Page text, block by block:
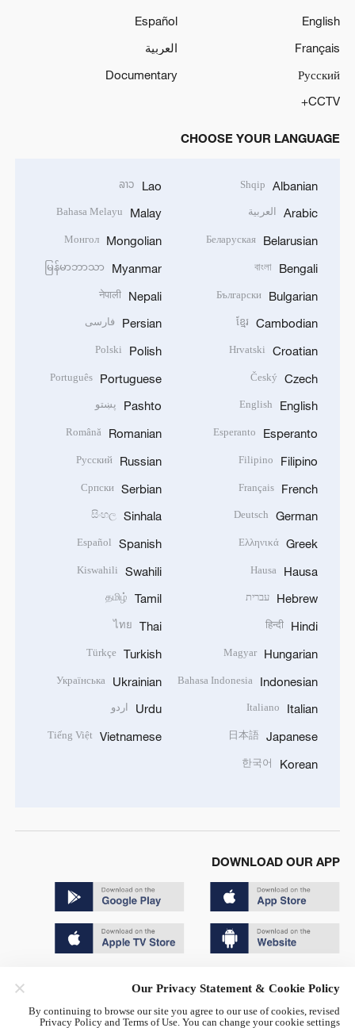
English
Español
Français
العربية
Русский
Documentary
CCTV+
CHOOSE YOUR LANGUAGE
Albanian
Shqip
Arabic العربية
Belarusian
Беларуская
Bengali
বাংলা
Bulgarian
Български
Cambodian
ខ្មែរ
Croatian
Hrvatski
Czech
Český
English
English
Esperanto
Esperanto
Filipino
Filipino
French
Français
German
Deutsch
Greek
Ελληνικά
Hausa
Hausa
Hebrew עברית
Hindi
हिन्दी
Hungarian
Magyar
Indonesian
Bahasa Indonesia
Italian
Italiano
Japanese
日本語
Korean
한국어
Lao
ລາວ
Malay
Bahasa Melayu
Mongolian
Монгол
Myanmar
မြန်မာဘာသာ
Nepali
नेपाली
Persian فارسی
Polish
Polski
Portuguese
Português
Pashto پښتو
Romanian
Română
Russian
Русский
Serbian
Српски
Sinhala
සිංහල
Spanish
Español
Swahili
Kiswahili
Tamil
தமிழ்
Thai
ไทย
Turkish
Türkçe
Ukrainian
Українська
Urdu اردو
Vietnamese
Tiếng Việt
DOWNLOAD OUR APP
京ICP备20000184号
Our Privacy Statement & Cookie Policy
By continuing to browse our site you agree to our use of cookies, revised
Privacy Policy and Terms of Use. You can change your cookie settings